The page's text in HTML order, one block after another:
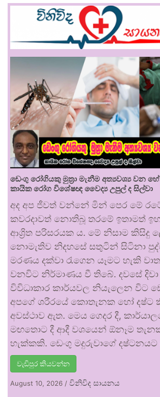
ඩෙංගු රෝගියකු ⁣මුත්‍රා මැනීම අත්‍යවශ්‍ය වන
කායික රෝග විශේෂඥ වෛද්‍ය උපුල් ද සිල්වා
අද අප ජීවත් වන්නේ මින් පෙර මේ
කවරදාවත් නොතිබූ තරමේ ඉතාමත්
ආශ්‍රිත පරිසරයක ය. මේ නිසාම කිසිදු
නොමැතිව නිදහසේ සතුටින් සිටිනා
මරණය දක්වා රැගෙන යෑමට හැකි
වනවිට නිර්මාණය වී තිබේ. දවසේ
විවිධාකාර කාර්යවල නියැලෙන විට
අපගේ ශරීරයේ කොතැනක හෝ දෂ්ට
අවස්ථාව ඇත. මෙය ගෙදර දී,
මඟතොට දී ආදී වශයෙන් ඕනෑම
හැක්කකි. ඩෙංගු මදුරුවාගේ
වැඩිපුර කියවන්න
August 10, 2026 / විනිවිද සායනය